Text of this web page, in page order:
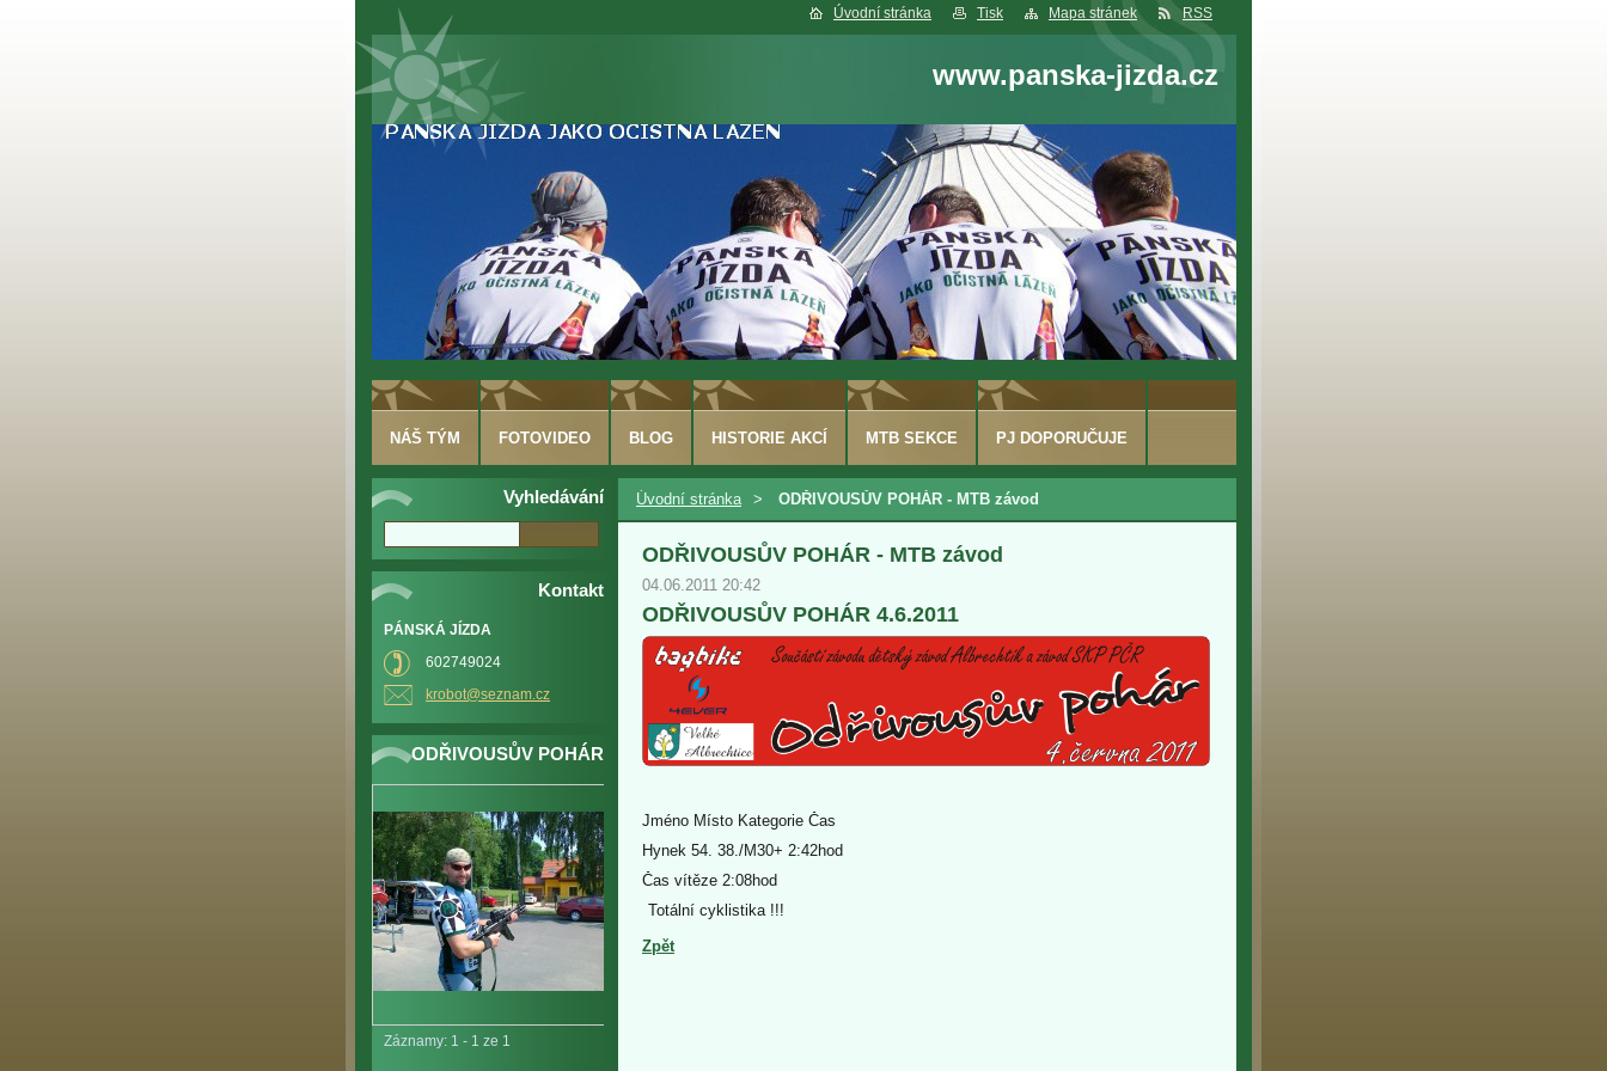
Úvodní stránka Tisk Mapa stránek RSS
www.panska-jizda.cz
Vyhledávání
Kontakt
PÁNSKÁ JÍZDA
602749024
krobot@seznam.cz
ODŘIVOUSŮV POHÁR
Záznamy: 1 - 1 ze 1
Úvodní stránka > ODŘIVOUSŮV POHÁR - MTB závod
ODŘIVOUSŮV POHÁR - MTB závod
04.06.2011 20:42
ODŘIVOUSŮV POHÁR 4.6.2011
Jméno Místo Kategorie Čas
Hynek 54. 38./M30+ 2:42hod
Čas vítěze 2:08hod
Totální cyklistika !!!
Zpět
NÁŠ TÝM FOTOVIDEO BLOG HISTORIE AKCÍ MTB SEKCE PJ DOPORUČUJE